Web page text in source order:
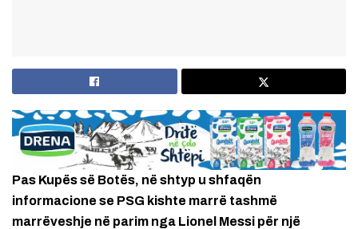
Pas Kupës së Botës, në shtyp u shfaqën
informacione se PSG kishte marrë tashmë
marrëveshje në parim nga Lionel Messi për një